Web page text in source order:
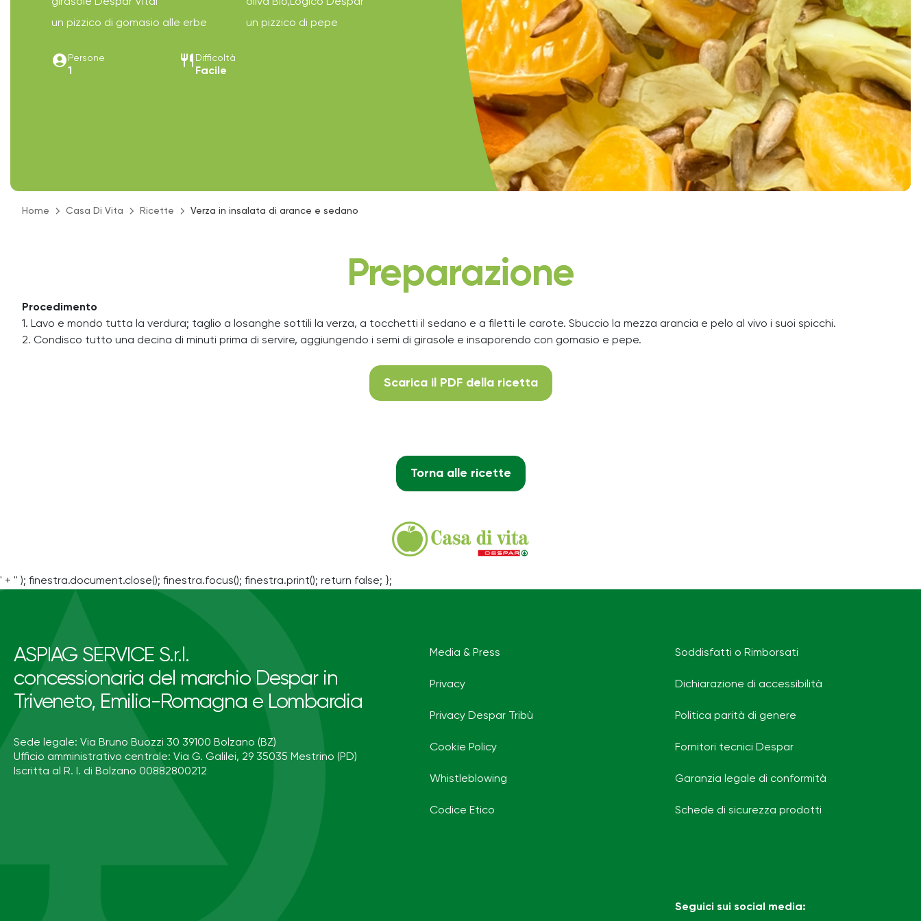
un pizzico di gomasio alle erbe
un pizzico di pepe
account_circle Persone
1
restaurant Difficoltà
Facile
Home Casa Di Vita Ricette Verza in insalata di arance e sedano
Preparazione
Procedimento
1. Lavo e mondo tutta la verdura; taglio a losanghe sottili la verza, a tocchetti il sedano e a filetti le carote. Sbuccio la mezza arancia e pelo al vivo i suoi spicchi.
2. Condisco tutto una decina di minuti prima di servire, aggiungendo i semi di girasole e insaporendo con gomasio e pepe.
Scarica il PDF della ricetta
Torna alle ricette
' + '' ); finestra.document.close(); finestra.focus(); finestra.print(); return false; };
ASPIAG SERVICE S.r.l.
concessionaria del marchio Despar in
Triveneto, Emilia-Romagna e Lombardia
Sede legale: Via Bruno Buozzi 30 39100 Bolzano (BZ)
Ufficio amministrativo centrale: Via G. Galilei, 29 35035 Mestrino (PD)
Iscritta al R. I. di Bolzano 00882800212
Media & Press
Privacy
Privacy Despar Tribù
Cookie Policy
Whistleblowing
Codice Etico
Soddisfatti o Rimborsati
Dichiarazione di accessibilità
Politica parità di genere
Fornitori tecnici Despar
Garanzia legale di conformità
Schede di sicurezza prodotti
Seguici sui social media: